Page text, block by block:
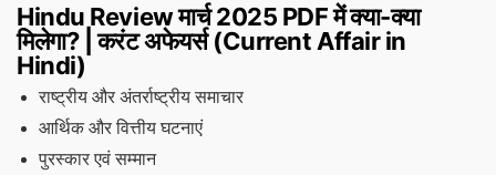
Hindu Review मार्च 2025 PDF में क्या-क्या
मिलेगा? | करंट अफेयर्स (Current Affair in
Hindi)
राष्ट्रीय और अंतर्राष्ट्रीय समाचार
आर्थिक और वित्तीय घटनाएं
पुरस्कार एवं सम्मान